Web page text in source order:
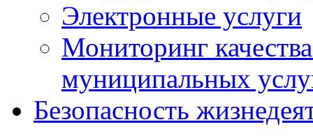
Электронные услуги
Мониторинг
муниципальных
Безопасность